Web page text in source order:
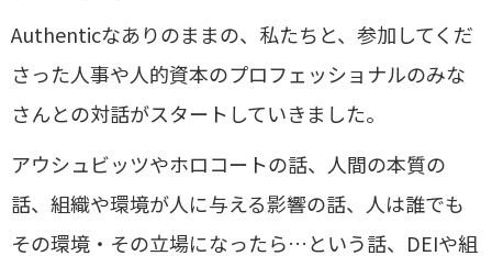
Authenticなありのままの、私たちと、参加してくだ
さった人事や人的資本のプロフェッショナルのみな
さんとの対話がスタートしていきました。
アウシュビッツやホロコートの話、人間の本質の
話、組織や環境が人に与える影響の話、人は誰でも
その環境・その立場になったら…という話、DEIや組